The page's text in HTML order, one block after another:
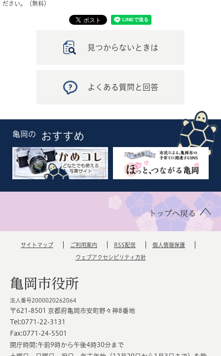
ださい。（無料）
見つからないときは
よくある質問と回答
亀岡の おすすめ
トップへ戻る
サイトマップ ご利用案内 RSS配信 個人情報保護
ウェブアクセシビリティ方針
亀岡市役所
法人番号2000020262064
〒621-8501 京都府亀岡市安町野々神8番地
Tel:0771-22-3131
Fax:0771-24-5501
開庁時間:午前9時から午後4時30分まで